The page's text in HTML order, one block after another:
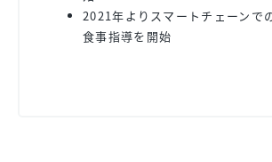
2021年よりスマートチェーンで
食事指導を開始